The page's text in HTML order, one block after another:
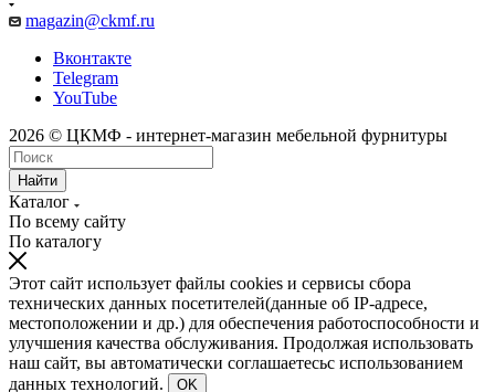
magazin@ckmf.ru
Вконтакте
Telegram
YouTube
2026 © ЦКМФ - интернет-магазин мебельной фурнитуры
Найти
Каталог
По всему сайту
По каталогу
Этот сайт использует файлы cookies и сервисы сбора
технических данных посетителей(данные об IP-адресе,
местоположении и др.) для обеспечения работоспособности и
улучшения качества обслуживания. Продолжая использовать
наш сайт, вы автоматически соглашаетесьс использованием
данных технологий.
OK